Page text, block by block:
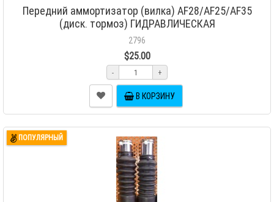
Передний аммортизатор (вилка) AF28/AF25/AF35
(диск. тормоз) ГИДРАВЛИЧЕСКАЯ
2796
$25.00
- +
В КОРЗИНУ
ПОПУЛЯРНЫЙ